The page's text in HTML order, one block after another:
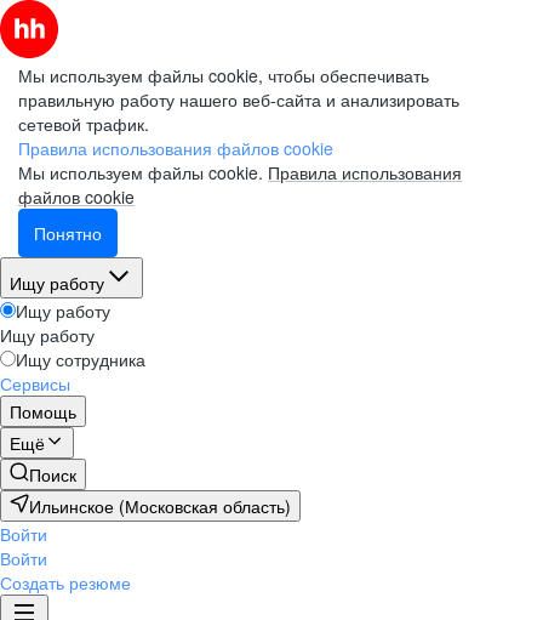
Мы используем файлы cookie, чтобы обеспечивать
правильную работу нашего веб-сайта и анализировать
сетевой трафик.
Правила использования файлов cookie
Мы используем файлы cookie. Правила использования
файлов cookie
Понятно
Ищу работу
Ищу работу
Ищу работу
Ищу сотрудника
Сервисы
Помощь
Ещё
Поиск
Ильинское (Московская область)
Войти
Войти
Создать резюме